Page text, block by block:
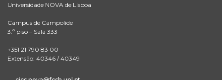
Universidade NOVA de Lisboa
Campus de Campolide
3.º piso – Sala 333
+351 21 790 83 00
Extensão: 40346 / 40349